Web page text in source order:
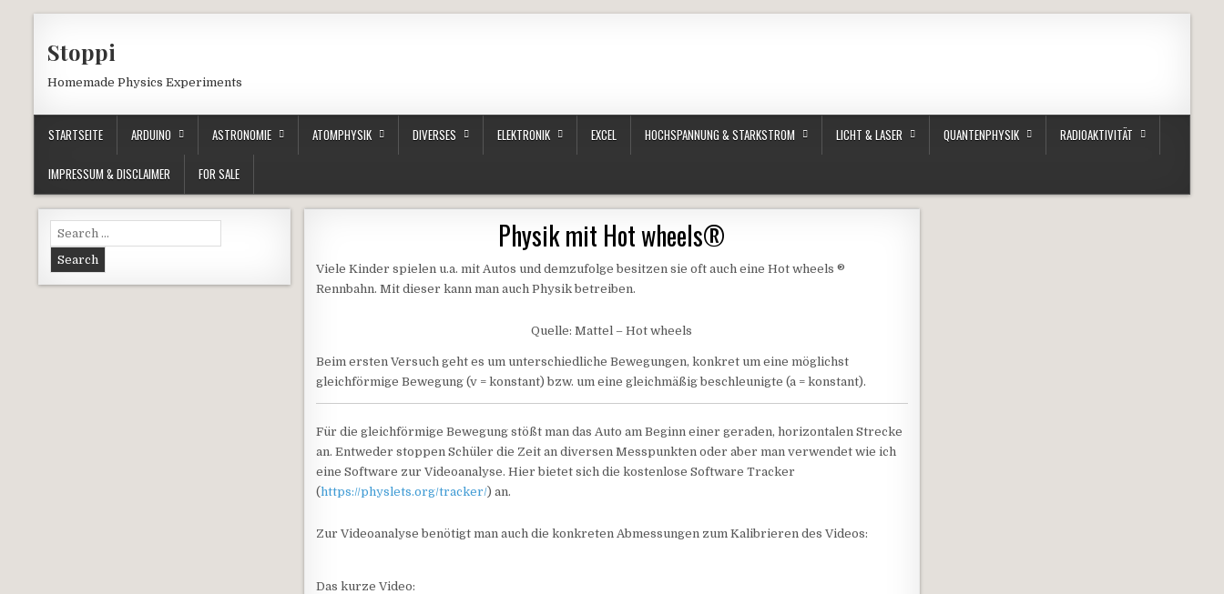
Stoppi
Homemade Physics Experiments
STARTSEITE ARDUINO ASTRONOMIE ATOMPHYSIK DIVERSES ELEKTRONIK EXCEL HOCHSPANNUNG & STARKSTROM LICHT & LASER QUANTENPHYSIK RADIOAKTIVITÄT
IMPRESSUM & DISCLAIMER FOR SALE
Physik mit Hot wheels®
Viele Kinder spielen u.a. mit Autos und demzufolge besitzen sie oft auch eine Hot wheels ®
Rennbahn. Mit dieser kann man auch Physik betreiben.
Quelle: Mattel – Hot wheels
Beim ersten Versuch geht es um unterschiedliche Bewegungen, konkret um eine möglichst
gleichförmige Bewegung (v = konstant) bzw. um eine gleichmäßig beschleunigte (a = konstant).
Für die gleichförmige Bewegung stößt man das Auto am Beginn einer geraden, horizontalen Strecke
an. Entweder stoppen Schüler die Zeit an diversen Messpunkten oder aber man verwendet wie ich
eine Software zur Videoanalyse. Hier bietet sich die kostenlose Software Tracker
(https://physlets.org/tracker/) an.
Zur Videoanalyse benötigt man auch die konkreten Abmessungen zum Kalibrieren des Videos:
Das kurze Video:
Search for: